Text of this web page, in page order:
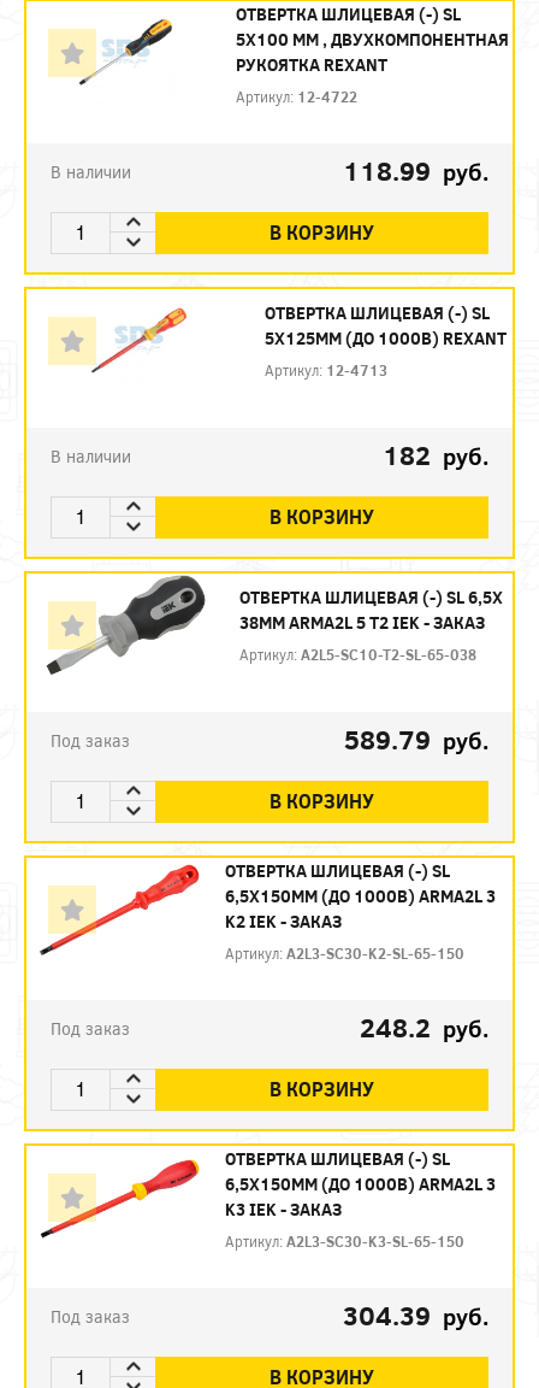
ОТВЕРТКА ШЛИЦЕВАЯ (-) SL
5Х100 ММ , ДВУХКОМПОНЕНТНАЯ
РУКОЯТКА REXANT
Артикул: 12-4722
В наличии 118.99 руб.
В КОРЗИНУ
ОТВЕРТКА ШЛИЦЕВАЯ (-) SL
5Х125ММ (ДО 1000В) REXANT
Артикул: 12-4713
В наличии 182 руб.
В КОРЗИНУ
ОТВЕРТКА ШЛИЦЕВАЯ (-) SL 6,5Х
38ММ ARMA2L 5 Т2 IEK - ЗАКАЗ
Артикул:A2L5-SC10-T2-SL-65-038
Под заказ 589.79 руб.
В КОРЗИНУ
ОТВЕРТКА ШЛИЦЕВАЯ (-) SL
6,5Х150ММ (ДО 1000В) ARMA2L 3
K2 IEK - ЗАКАЗ
Артикул:A2L3-SC30-K2-SL-65-150
Под заказ 248.2 руб.
В КОРЗИНУ
ОТВЕРТКА ШЛИЦЕВАЯ (-) SL
6,5Х150ММ (ДО 1000В) ARMA2L 3
K3 IEK - ЗАКАЗ
Артикул:A2L3-SC30-K3-SL-65-150
Под заказ 304.39 руб.
В КОРЗИНУ